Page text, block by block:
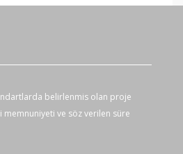
uyarlanmıştır): 1 adet;
alkalin piller x4
belirlenmis olan proje
memnuniyeti ve söz verilen süre